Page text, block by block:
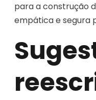
para a construção
empática e segura